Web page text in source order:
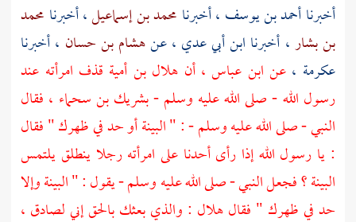
أخبرناأحمد بن يوسف ، أخبرنا محمد بن إسماعيل، أخبرنا محمد
بن بشار، أخبرنا ابن أبي عدي ، عنهشام بن حسان ، أخبرنا
عكرمة ، عن ابن عباس ، أن هلال بن أمية قذف امرأته عند
رسول الله - صلى الله عليه وسلم -بشريك بن سحماء ، فقال
النبي - صلى الله عليه وسلم - : " البينة أو حد في ظهرك " فقال
: يا رسول الله إذا رأى أحدنا على امرأته رجلا ينطلق يلتمس
البينة ؟ فجعل النبي - صلى الله عليه وسلم - يقول : " البينة وإلا
حد في ظهرك " فقالهلال : والذي بعثك بالحق إني لصادق ،